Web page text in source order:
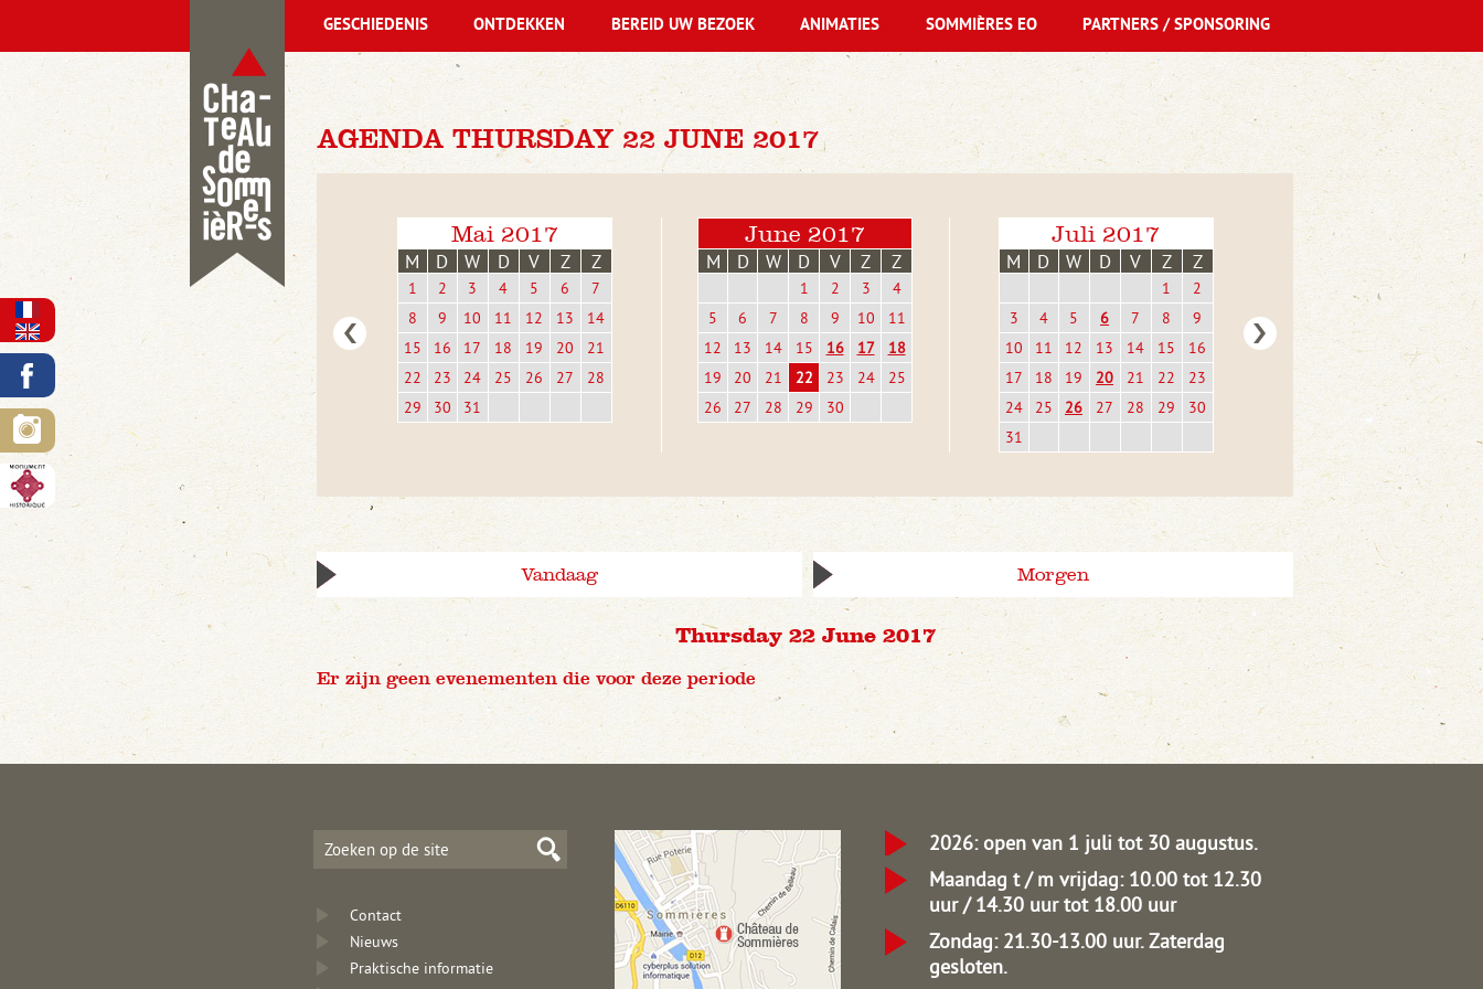
AGENDA THURSDAY 22 JUNE 2017
Mai 2017
M D W D V Z Z
1 2 3 4 5 6
7
8
9 10 11 12 13
14
15
16 17 18 19 20
21
22
23 24 25 26 27
28
29
30 31
June 2017
M D W D V Z Z
1 2 3
4
5
6 7 8 9 10
11
12
13 14 15 16 17
18
19
20 21 22 23 24
25
26
27 28 29 30
Juli 2017
M D W D V Z Z
1
2
3
4 5 6 7 8
9
10
11 12 13 14 15
16
17
18 19 20 21 22
23
24
25 26 27 28 29
30
31
Vandaag Morgen
Thursday 22 June 2017
Er zijn geen evenementen die voor deze periode
GESCHIEDENIS ONTDEKKEN BEREID UW BEZOEK ANIMATIES SOMMIÈRES EO PARTNERS / SPONSORING
Contact
Nieuws
Praktische informatie
2026: open van 1 juli tot 30 augustus.
Maandag t / m vrijdag: 10.00 tot 12.30
uur / 14.30 uur tot 18.00 uur
Zondag: 21.30-13.00 uur.Zaterdag
gesloten.